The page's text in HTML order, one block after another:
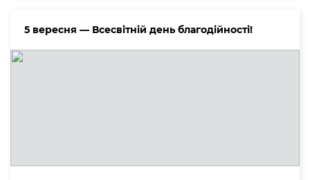
5 вересня — Всесвітній день благодійності!